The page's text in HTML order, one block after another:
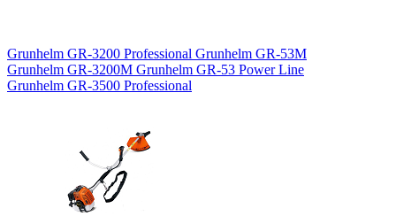
Grunhelm GR-3200 Professional Grunhelm GR-53M
Grunhelm GR-3200M Grunhelm GR-53 Power Line
Grunhelm GR-3500 Professional